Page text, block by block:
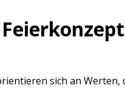
sich an Werten,